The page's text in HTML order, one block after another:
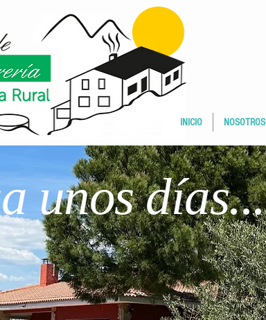
INICIO NOSOTROS
unos días...